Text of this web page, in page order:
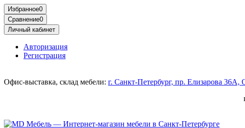
Избранное0
Сравнение0
Личный кабинет
Авторизация
Регистрация
Офис-выставка, склад мебели: г. Санкт-Петербург, пр. Елизарова 36А,